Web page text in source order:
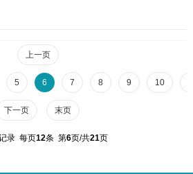
上一页
5 6 7 8 9 10
下一页 末页
录 每页12条 第6页/共21页